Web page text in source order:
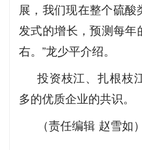
展，我们现在整个硫
发式的增长，预测每年
右。”龙少平介绍。
投资枝江、扎根枝
多的优质企业的共识。
（责任编辑 赵雪如）